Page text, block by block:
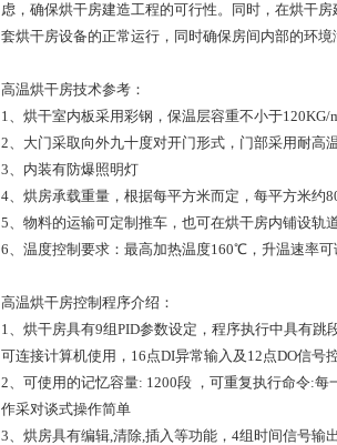
虑，确保烘干房建造工程的可行性。同时，在烘干
套烘干房设备的正常运行，同时确保房间内部的环境
高温烘干房技术参考：
1、烘干室内板采用彩钢，保温层容重不小于120KG/
2、大门采取向外九十度对开门形式，门部采用耐高
3、内装有防爆照明灯
4、烘房承载重量，根据每平方米而定，每平方米约
5、物料的运输可定制推车，也可在烘干房内铺设轨
6、温度控制要求：最高加热温度160℃，升温速率
高温烘干房控制程序介绍：
1、烘干房具有9组PID参数设定，程序执行中具有跳
可连接计算机使用，16点DI异常输入及12点DO信号
2、可使用的记忆容量: 1200段 ，可重复执行命令:
作采对谈式操作简单
3、烘房具有编辑,清除,插入等功能，4组时间信号输